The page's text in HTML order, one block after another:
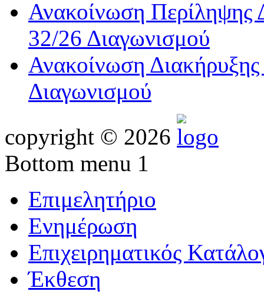
Ανακοίνωση Περίληψης
32/26 Διαγωνισμού
Ανακοίνωση
Διαγωνισμού
copyright © 2026
Bottom menu 1
Επιμελητήριο
Ενημέρωση
Επιχειρηματικός
Έκθεση